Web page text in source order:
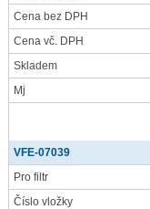
Cena bez DPH
Cena vč. DPH
Skladem
Mj
VFE-07039
Pro filtr
Číslo vložky